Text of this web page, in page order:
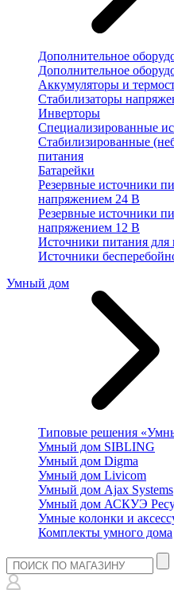
Дополнительное
Дополнительное
Аккумуляторы и
Стабилизаторы
Инверторы
Специализированные
Стабилизированные
питания
Батарейки
Резервные источники
напряжением 24 В
Резервные источники
напряжением 12 В
Источники питания для
Источники
Умный дом
Типовые решения
Умный дом SIBLING
Умный дом Digma
Умный дом Livicom
Умный дом Ajax Systems
Умный дом АСКУЭ
Умные колонки и
Комплекты умного дома